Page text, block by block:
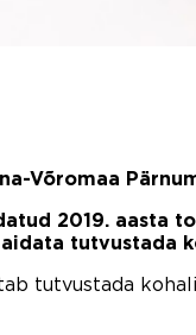
Võromaa
2019. aasta
tutvustada
tutvustada